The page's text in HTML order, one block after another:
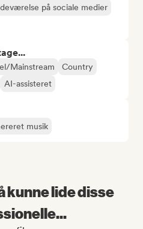
på sociale medier
Mainstream
Country
AI-assisteret
musik
kunne lide disse